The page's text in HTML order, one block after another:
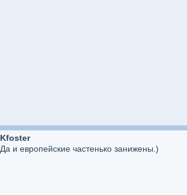
Kfoster
Да и европейские частенько занижены.)